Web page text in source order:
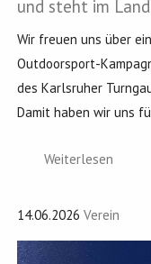
und steht im
Wir freuen uns über
Outdoorsport-
des Karlsruher
Damit haben wir uns
Weiterlesen
14.06.2026 Verein